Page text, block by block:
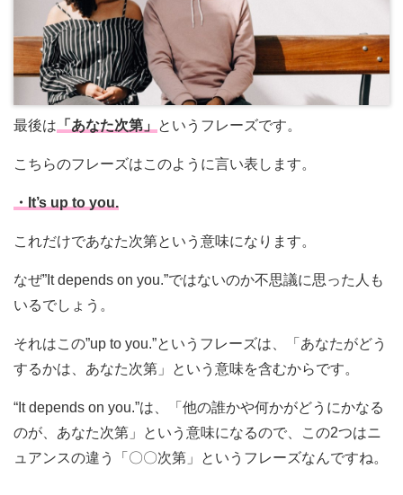
最後は「あなた次第」というフレーズです。
こちらのフレーズはこのように言い表します。
・It’s up to you.
これだけであなた次第という意味になります。
なぜ”It depends on you.”ではないのか不思議に思った人も
いるでしょう。
それはこの”up to you.”というフレーズは、「あなたがどう
するかは、あなた次第」という意味を含むからです。
“It depends on you.”は、「他の誰かや何かがどうにかなる
のが、あなた次第」という意味になるので、この2つはニ
ュアンスの違う「〇〇次第」というフレーズなんですね。